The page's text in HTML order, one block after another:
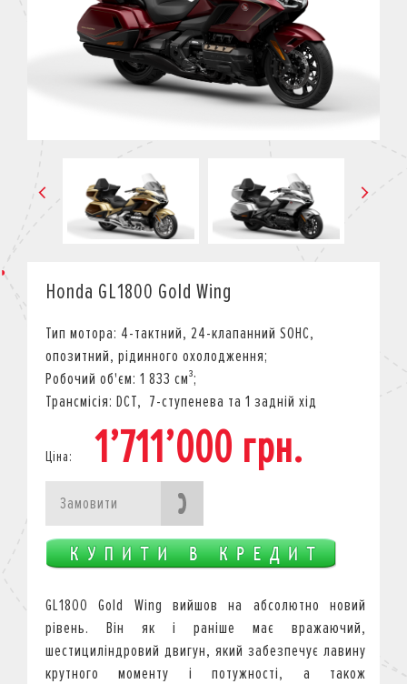
КОРПОРАТИВНИМ КЛІЄНТАМ
Honda GL1800 Gold Wing
Тип мотора: 4-тактний, 24-клапанний SOHC,
опозитний, рідинного охолодження;
Робочий об'єм: 1 833 см³;
Трансмісія: DCT, 7-ступенева та 1 задній хід
Ціна: 1’711’000 грн.
Замовити
GL1800 Gold Wing вийшов на абсолютно новий
рівень. Він як і раніше має вражаючий,
шестициліндровий двигун, який забезпечує лавину
крутного моменту і потужності, а також